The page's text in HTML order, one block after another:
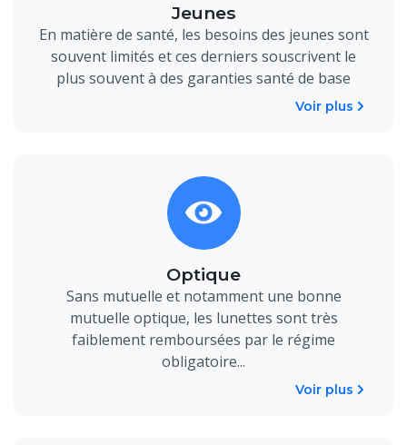
Jeunes
En matière de santé, les besoins des jeunes sont
souvent limités et ces derniers souscrivent le
plus souvent à des garanties santé de base
Voir plus
Optique
Sans mutuelle et notamment une bonne
mutuelle optique, les lunettes sont très
faiblement remboursées par le régime
obligatoire...
Voir plus